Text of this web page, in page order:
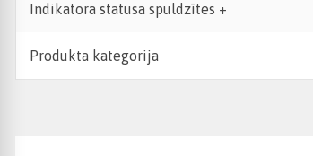
Indikatora statusa spuldzītes +
Produkta kategorija